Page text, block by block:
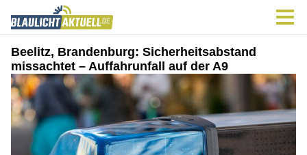
Beelitz, Brandenburg: Sicherheitsabstand
missachtet – Auffahrunfall auf der A9